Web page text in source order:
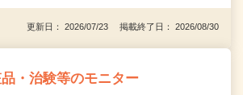
更新日： 2026/07/23 掲載終了日： 2026/08/30
・治験等のモニター